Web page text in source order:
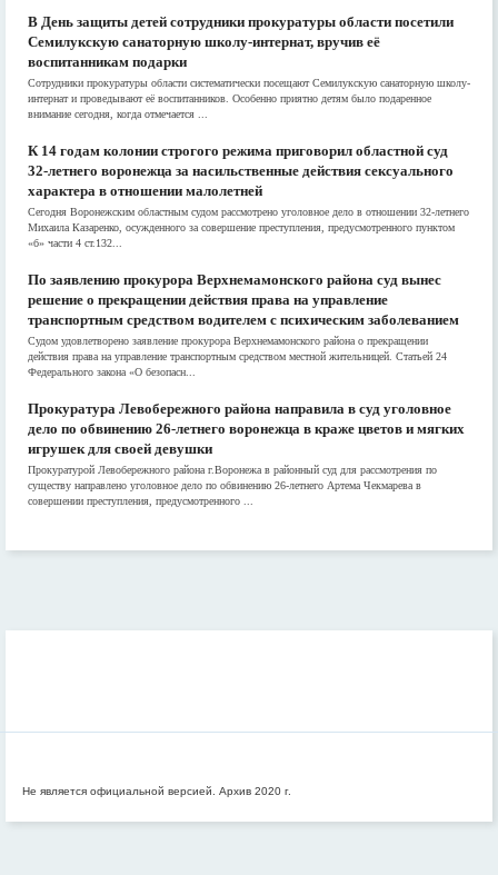
В День защиты детей сотрудники прокуратуры области посетили
Семилукскую санаторную школу-интернат, вручив её
воспитанникам подарки
Сотрудники прокуратуры области систематически посещают Семилукскую санаторную школу-
интернат и проведывают её воспитанников. Особенно приятно детям было подаренное
внимание сегодня, когда отмечается ...
К 14 годам колонии строгого режима приговорил областной суд
32-летнего воронежца за насильственные действия сексуального
характера в отношении малолетней
Сегодня Воронежским областным судом рассмотрено уголовное дело в отношении 32-летнего
Михаила Казаренко, осужденного за совершение преступления, предусмотренного пунктом
«б» части 4 ст.132...
По заявлению прокурора Верхнемамонского района суд вынес
решение о прекращении действия права на управление
транспортным средством водителем с психическим заболеванием
Судом удовлетворено заявление прокурора Верхнемамонского района о прекращении
действия права на управление транспортным средством местной жительницей. Статьей 24
Федерального закона «О безопасн...
Прокуратура Левобережного района направила в суд уголовное
дело по обвинению 26-летнего воронежца в краже цветов и мягких
игрушек для своей девушки
Прокуратурой Левобережного района г.Воронежа в районный суд для рассмотрения по
существу направлено уголовное дело по обвинению 26-летнего Артема Чекмарева в
совершении преступления, предусмотренного ...
Не является официальной версией. Архив 2020 г.